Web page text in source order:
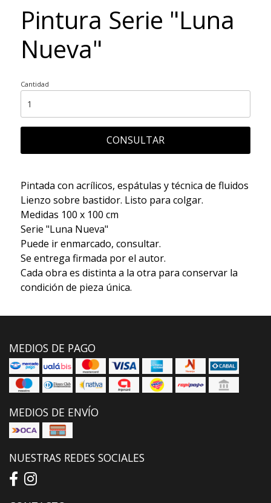
Pintura Serie "Luna
Nueva"
Cantidad
CONSULTAR
Pintada con acrílicos, espátulas y técnica de fluidos
Lienzo sobre bastidor. Listo para colgar.
Medidas 100 x 100 cm
Serie "Luna Nueva"
Puede ir enmarcado, consultar.
Se entrega firmada por el autor.
Cada obra es distinta a la otra para conservar la
condición de pieza única.
MEDIOS DE PAGO
MEDIOS DE ENVÍO
NUESTRAS REDES SOCIALES